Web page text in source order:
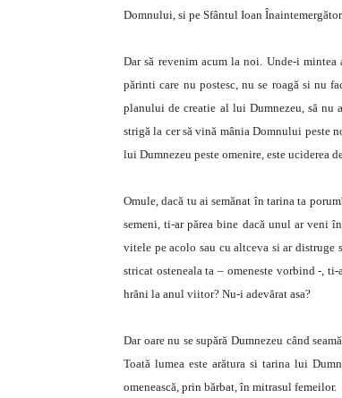
Domnului, si pe Sfântul Ioan
Dar să revenim acum la noi. Unde-i
părinti care nu postesc, nu se roagă si nu
planului de creatie al lui Dumnezeu, să nu
strigă la cer să vină mânia Domnului peste
lui Dumnezeu peste omenire, este uciderea
Omule, dacă tu ai semănat în tarina ta
semeni, ti-ar părea bine dacă unul ar veni
vitele pe acolo sau cu altceva si ar distruge
stricat osteneala ta – omeneste vorbind -, ti-
hrăni la anul viitor? Nu-i adevărat asa?
Dar oare nu se supără Dumnezeu când
Toată lumea este arătura si tarina lui
omenească, prin bărbat, în mitrasul femeilor.